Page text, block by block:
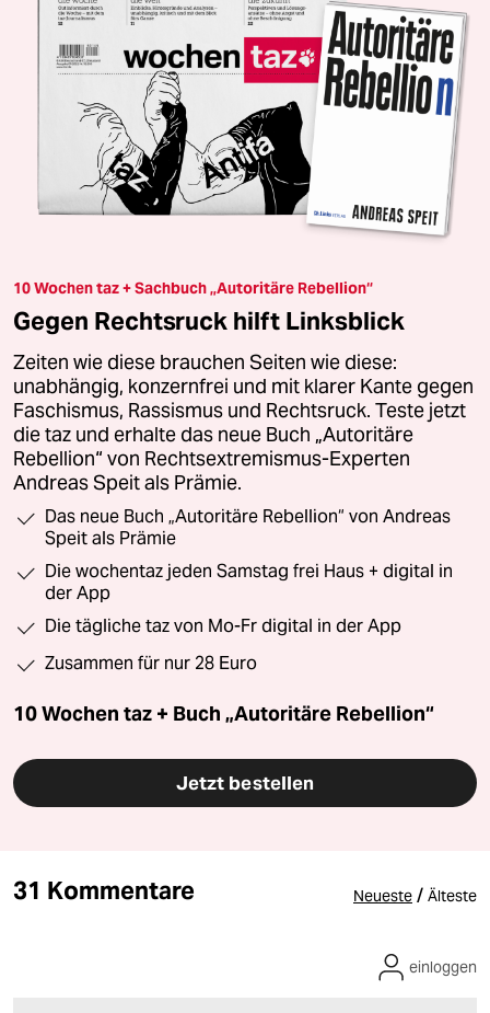
10 Wochen taz + Sachbuch „Autoritäre Rebellion“
Gegen Rechtsruck hilft Linksblick
Zeiten wie diese brauchen Seiten wie diese:
unabhängig, konzernfrei und mit klarer Kante gegen
Faschismus, Rassismus und Rechtsruck. Teste jetzt
die taz und erhalte das neue Buch „Autoritäre
Rebellion“ von Rechtsextremismus-Experten
Andreas Speit als Prämie.
Das neue Buch „Autoritäre Rebellion“ von Andreas
Speit als Prämie
Die wochentaz jeden Samstag frei Haus + digital in
der App
Die tägliche taz von Mo-Fr digital in der App
Zusammen für nur 28 Euro
10 Wochen taz + Buch „Autoritäre Rebellion“
Jetzt bestellen
31 Kommentare Neueste / Älteste
einloggen